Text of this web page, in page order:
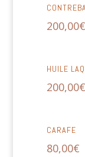
200,00€
HUILE
200,00€
CARAFE
80,00€